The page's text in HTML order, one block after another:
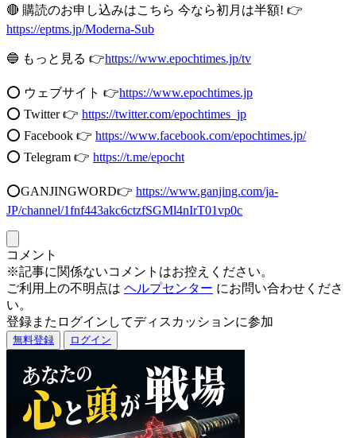
🔴 購読のお申し込みはこちら 今なら初月は半額! 👉
https://eptms.jp/Moderna-Sub
🔵 もっと見る 👉https://www.epochtimes.jp/tv
⭕️ ウェブサイト 👉https://www.epochtimes.jp​​
⭕️ Twitter 👉 https://twitter.com/epochtimes_jp
⭕️ Facebook 👉 https://www.facebook.com/epochtimes.jp/
⭕️ Telegram 👉 https://t.me/epocht
⭕️GANJINGWORD👉 https://www.ganjing.com/ja-
JP/channel/1fnf443akc6ctzfSGMl4nIrT01vp0c
コメント
※記事に関係ないコメントはお控えください。
ご利用上の不明点は ヘルプセンター にお問い合わせくださ
い。
登録またログインしてディスカッションに参加
無料登録 ログイン